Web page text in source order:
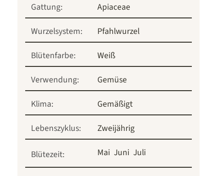
Gattung:
Apiaceae
Wurzelsystem:
Pfahlwurzel
Blütenfarbe:
Weiß
Verwendung:
Gemüse
Klima:
Gemäßigt
Lebenszyklus:
Zweijährig
Blütezeit: Mai Juni Juli